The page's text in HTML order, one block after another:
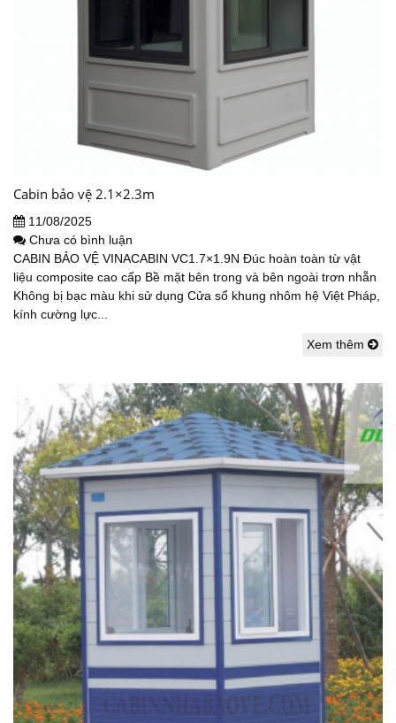
Cabin bảo vệ 2.1×2.3m
11/08/2025
Chưa có bình luận
CABIN BẢO VỆ VINACABIN VC1.7×1.9N Đúc hoàn toàn từ vật
liệu composite cao cấp Bề mặt bên trong và bên ngoài trơn nhẵn
Không bị bạc màu khi sử dụng Cửa sổ khung nhôm hệ Việt Pháp,
kính cường lực...
Xem thêm